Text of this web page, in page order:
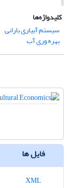
کلیدواژه‌ها
سیستم آبیاری بارانی
بهره وری آب
فایل ها